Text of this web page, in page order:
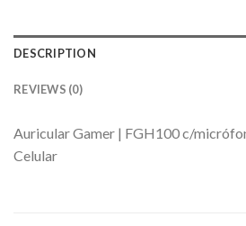
DESCRIPTION
REVIEWS (0)
Auricular Gamer | FGH100 c/
Celular